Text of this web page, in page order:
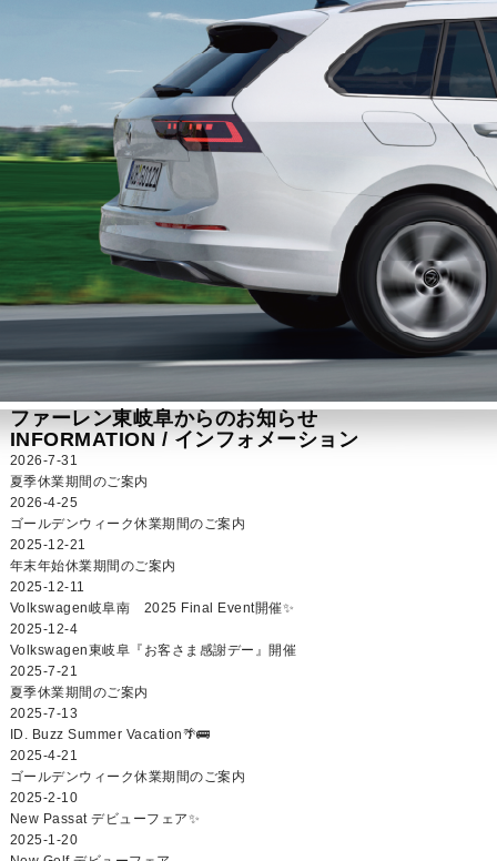
ファーレン東岐阜からのお知らせ
INFORMATION / インフォメーション
2026-7-31
夏季休業期間のご案内
2026-4-25
ゴールデンウィーク休業期間のご案内
2025-12-21
年末年始休業期間のご案内
2025-12-11
Volkswagen岐阜南 2025 Final Event開催✨
2025-12-4
Volkswagen東岐阜『お客さま感謝デー』開催
2025-7-21
夏季休業期間のご案内
2025-7-13
ID. Buzz Summer Vacation🌴🚌
2025-4-21
ゴールデンウィーク休業期間のご案内
2025-2-10
New Passat デビューフェア✨
2025-1-20